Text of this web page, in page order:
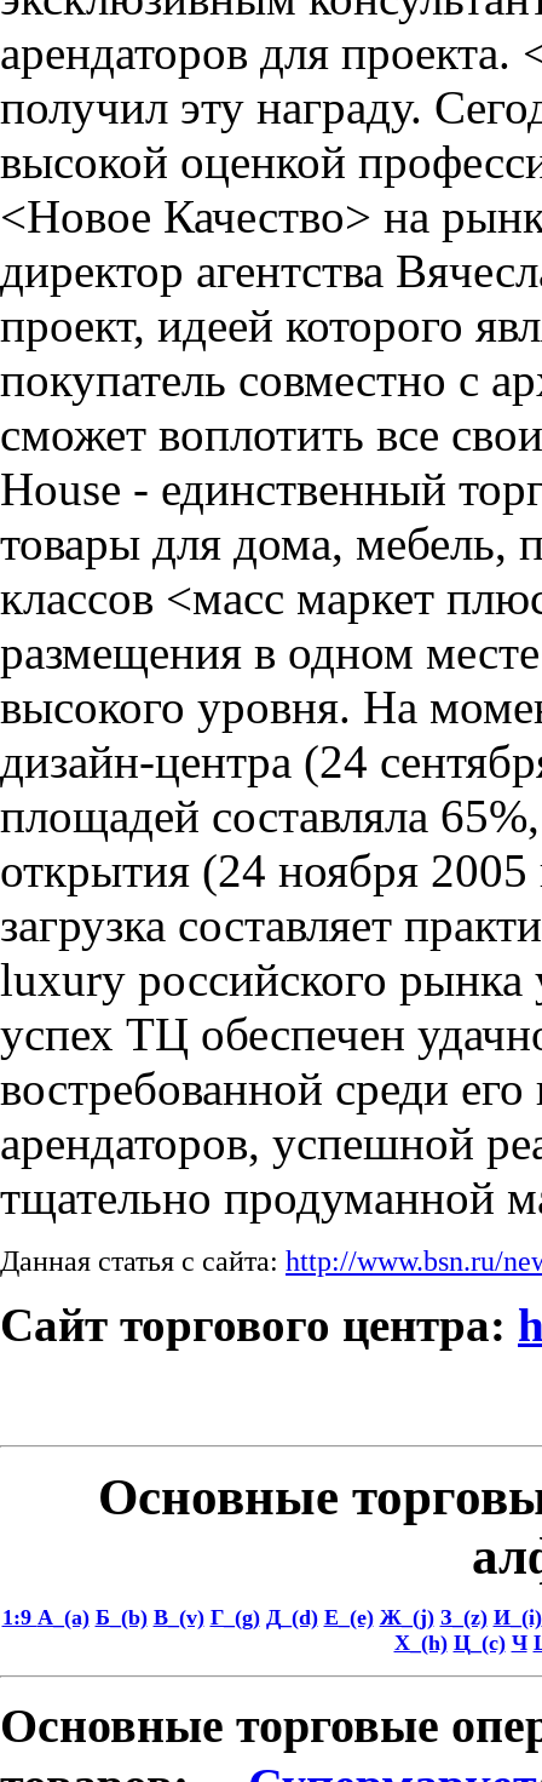
арендаторов для
получил эту награду.
высокой оценкой
<Новое Качество> на
директор агентства
проект, идеей которого
покупатель совместно с
сможет воплотить все
House - единственный
товары для дома, мебель,
классов <масс маркет
размещения в одном
высокого уровня. На
дизайн-центра (24
площадей составляла
открытия (24 ноября
загрузка составляет
luxury российского
успех ТЦ обеспечен
востребованной среди
арендаторов, успешной
тщательно продуманной
Данная статья с сайта: http://www.bsn.ru/
Сайт торгового центра:
Основные
1:9 А_(a) Б_(b) В_(v) Г_(g) Д_(d) Е_(e) Ж_(j) З_(z) И_(i)
Х_(h) Ц_(c) Ч
Основные торговые